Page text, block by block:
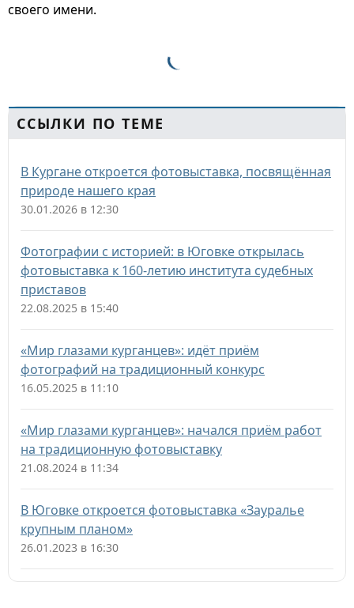
своего имени.
ССЫЛКИ ПО ТЕМЕ
В Кургане откроется фотовыставка, посвящённая
природе нашего края
30.01.2026 в 12:30
Фотографии с историей: в Юговке открылась
фотовыставка к 160-летию института судебных
приставов
22.08.2025 в 15:40
«Мир глазами курганцев»: идёт приём
фотографий на традиционный конкурс
16.05.2025 в 11:10
«Мир глазами курганцев»: начался приём работ
на традиционную фотовыставку
21.08.2024 в 11:34
В Юговке откроется фотовыставка «Зауралье
крупным планом»
26.01.2023 в 16:30